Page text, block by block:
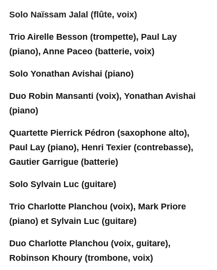
Solo Naïssam Jalal (flûte, voix)
Trio Airelle Besson (trompette), Paul Lay
(piano), Anne Paceo (batterie, voix)
Solo Yonathan Avishai (piano)
Duo Robin Mansanti (voix), Yonathan Avishai
(piano)
Quartette Pierrick Pédron (saxophone alto),
Paul Lay (piano), Henri Texier (contrebasse),
Gautier Garrigue (batterie)
Solo Sylvain Luc (guitare)
Trio Charlotte Planchou (voix), Mark Priore
(piano) et Sylvain Luc (guitare)
Duo Charlotte Planchou (voix, guitare),
Robinson Khoury (trombone, voix)